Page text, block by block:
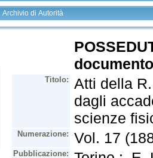
Archivio di Autorità